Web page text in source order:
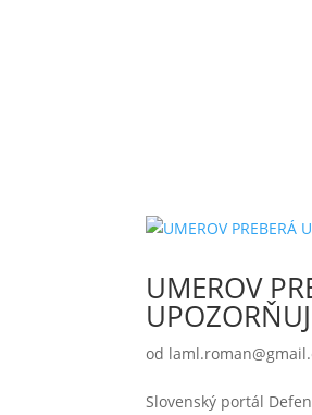
UMEROV
od
Slovenský portál